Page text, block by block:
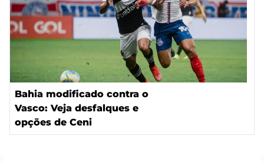
Bahia modificado contra o
Vasco: Veja desfalques e
opções de Ceni